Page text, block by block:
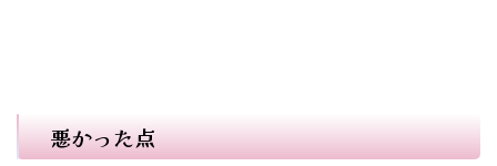
悪かった点